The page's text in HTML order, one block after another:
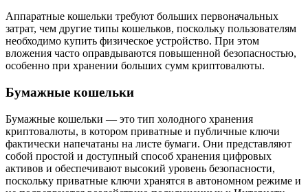
Аппаратные кошельки требуют больших первоначальных
затрат, чем другие типы кошельков, поскольку пользователям
необходимо купить физическое устройство. При этом
вложения часто оправдываются повышенной безопасностью,
особенно при хранении больших сумм криптовалюты.
Бумажные кошельки
Бумажные кошельки — это тип холодного хранения
криптовалюты, в котором приватные и публичные ключи
фактически напечатаны на листе бумаги. Они представляют
собой простой и доступный способ хранения цифровых
активов и обеспечивают высокий уровень безопасности,
поскольку приватные ключи хранятся в автономном режиме и